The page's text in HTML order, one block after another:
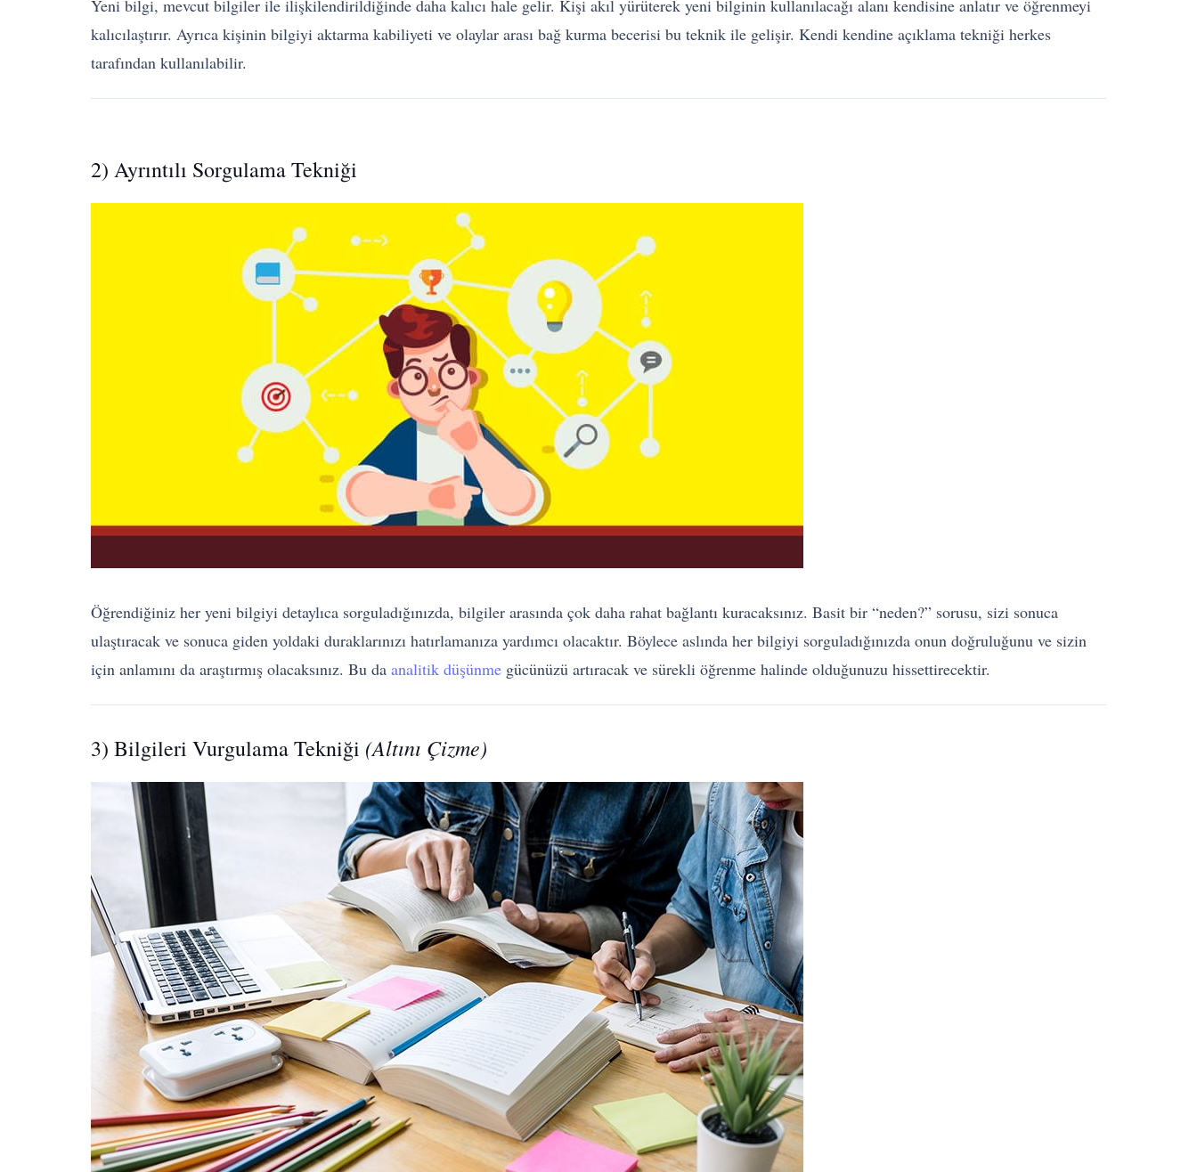
Yeni bilgi, mevcut bilgiler ile ilişkilendirildiğinde daha kalıcı hale gelir. Kişi akıl yürüterek yeni bilginin kullanılacağı alanı kendisine anlatır ve öğrenmeyi
kalıcılaştırır. Ayrıca kişinin bilgiyi aktarma kabiliyeti ve olaylar arası bağ kurma becerisi bu teknik ile gelişir. Kendi kendine açıklama tekniği herkes
tarafından kullanılabilir.
2) Ayrıntılı Sorgulama Tekniği
Öğrendiğiniz her yeni bilgiyi detaylıca sorguladığınızda, bilgiler arasında çok daha rahat bağlantı kuracaksınız. Basit bir “neden?” sorusu, sizi sonuca
ulaştıracak ve sonuca giden yoldaki duraklarınızı hatırlamanıza yardımcı olacaktır. Böylece aslında her bilgiyi sorguladığınızda onun doğruluğunu ve sizin
için anlamını da araştırmış olacaksınız. Bu da analitik düşünme gücünüzü artıracak ve sürekli öğrenme halinde olduğunuzu hissettirecektir.
3) Bilgileri Vurgulama Tekniği (Altını Çizme)